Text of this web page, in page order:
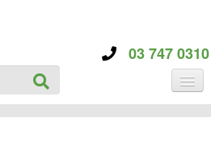
03 747 0310